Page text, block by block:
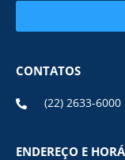
CONTATOS
(22) 2633-6000
ENDEREÇO E